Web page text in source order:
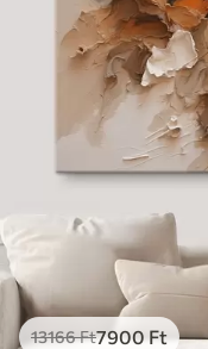
13166Ft7900Ft